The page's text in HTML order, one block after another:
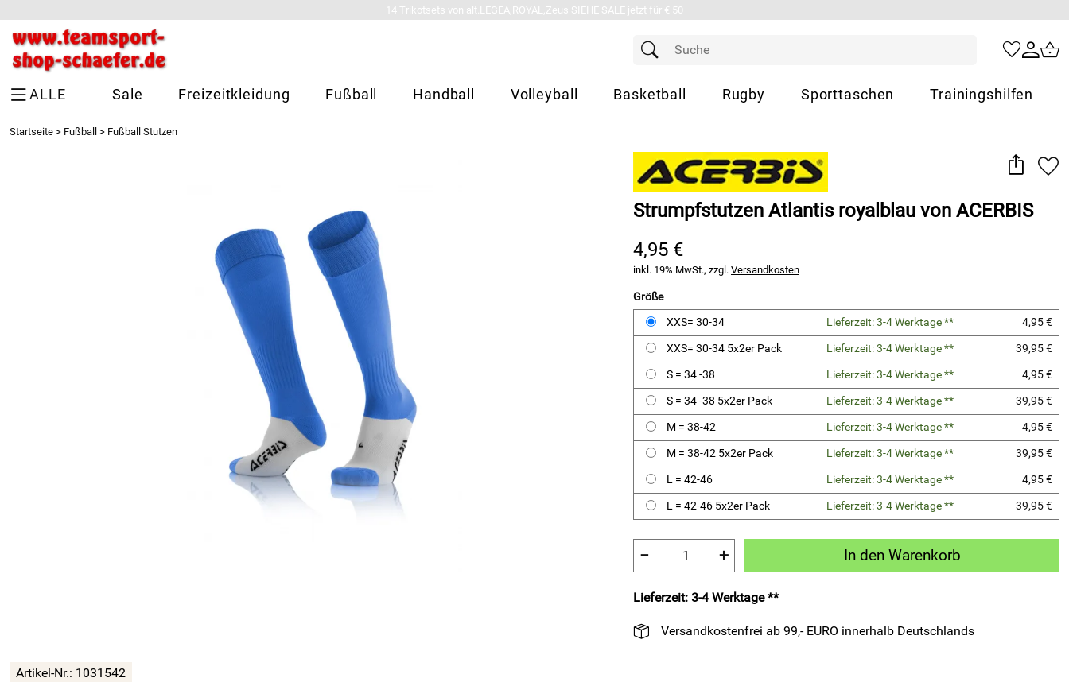
14 Trikotsets von alt.LEGEA,ROYAL,Zeus SIEHE SALE jetzt für € 50
ALLE Sale Freizeitkleidung Fußball Handball Volleyball Basketball Rugby Sporttaschen Trainingshilfen
Startseite > Fußball > Fußball Stutzen
Strumpfstutzen Atlantis royalblau von ACERBIS
4,95 €
inkl. 19% MwSt., zzgl. Versandkosten
Größe
XXS= 30-34
Lieferzeit: 3-4 Werktage **
4,95 €
XXS= 30-34 5x2er Pack
Lieferzeit: 3-4 Werktage **
39,95 €
S = 34 -38
Lieferzeit: 3-4 Werktage **
4,95 €
S = 34 -38 5x2er Pack
Lieferzeit: 3-4 Werktage **
39,95 €
M = 38-42
Lieferzeit: 3-4 Werktage **
4,95 €
M = 38-42 5x2er Pack
Lieferzeit: 3-4 Werktage **
39,95 €
L = 42-46
Lieferzeit: 3-4 Werktage **
4,95 €
L = 42-46 5x2er Pack
Lieferzeit: 3-4 Werktage ** 39,95 €
− + In den Warenkorb
Lieferzeit: 3-4 Werktage **
Versandkostenfrei ab 99,- EURO innerhalb Deutschlands
Artikel-Nr.: 1031542